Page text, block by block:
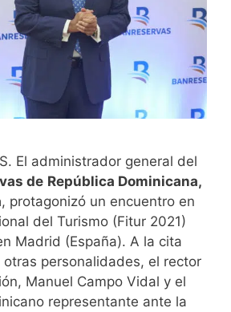
El administrador general del
de República Dominicana,
, protagonizó un encuentro en
del Turismo (Fitur 2021)
Madrid (España). A la cita
personalidades, el rector
Manuel Campo Vidal y el
representante ante la